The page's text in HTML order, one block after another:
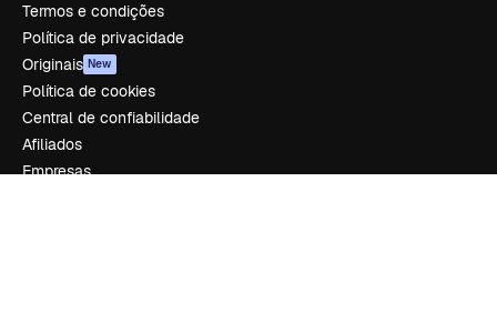
Termos e condições
Política de privacidade
Originais New
Política de cookies
Central de confiabilidade
Afiliados
Empresas